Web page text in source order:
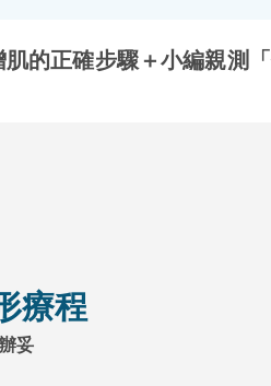
的正確步驟＋小編親測
療程
妥